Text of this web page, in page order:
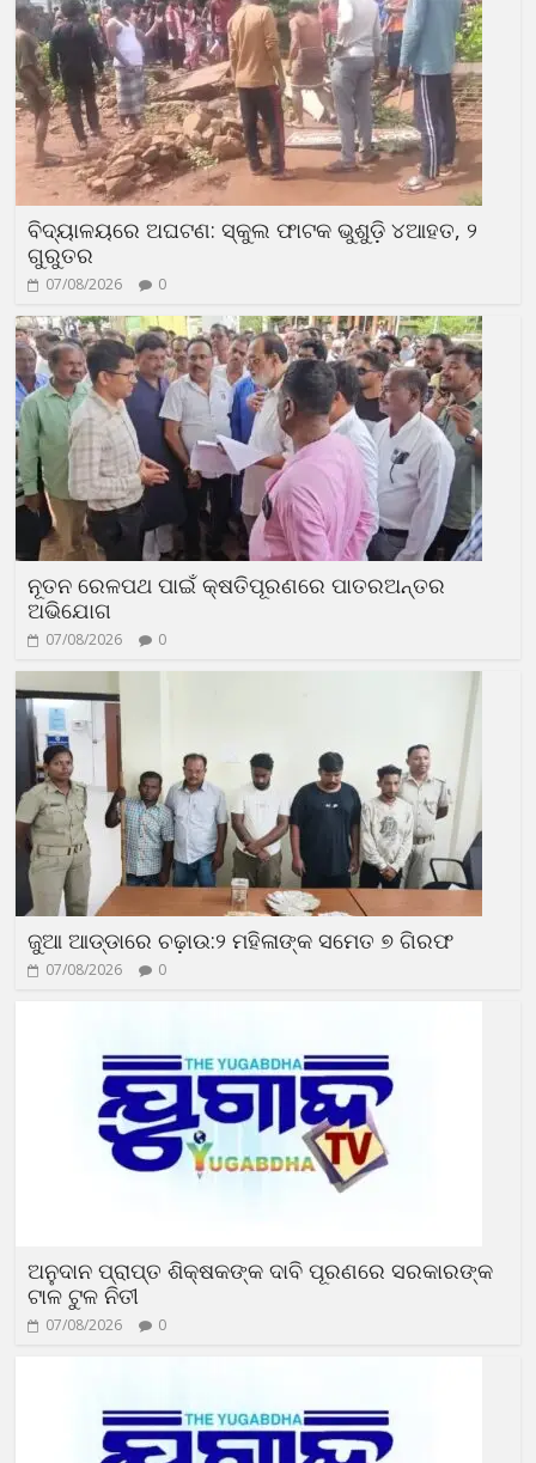
ବିଦ୍ୟାଳୟରେ ଅଘଟଣ: ସ୍କୁଲ ଫାଟକ ଭୁଶୁଡ଼ି ୪ଆହତ, ୨
ଗୁରୁତର
07/08/2026 0
ନୂତନ ରେଳପଥ ପାଇଁ କ୍ଷତିପୂରଣରେ ପାତରଅନ୍ତର
ଅଭିଯୋଗ
07/08/2026 0
ଜୁଆ ଆଡ୍ଡାରେ ଚଢ଼ାଉ:୨ ମହିଳାଙ୍କ ସମେତ ୭ ଗିରଫ
07/08/2026 0
ଅନୁଦାନ ପ୍ରାପ୍ତ ଶିକ୍ଷକଙ୍କ ଦାବି ପୂରଣରେ ସରକାରଙ୍କ
ଟାଳ ଟୁଳ ନିତୀ
07/08/2026 0